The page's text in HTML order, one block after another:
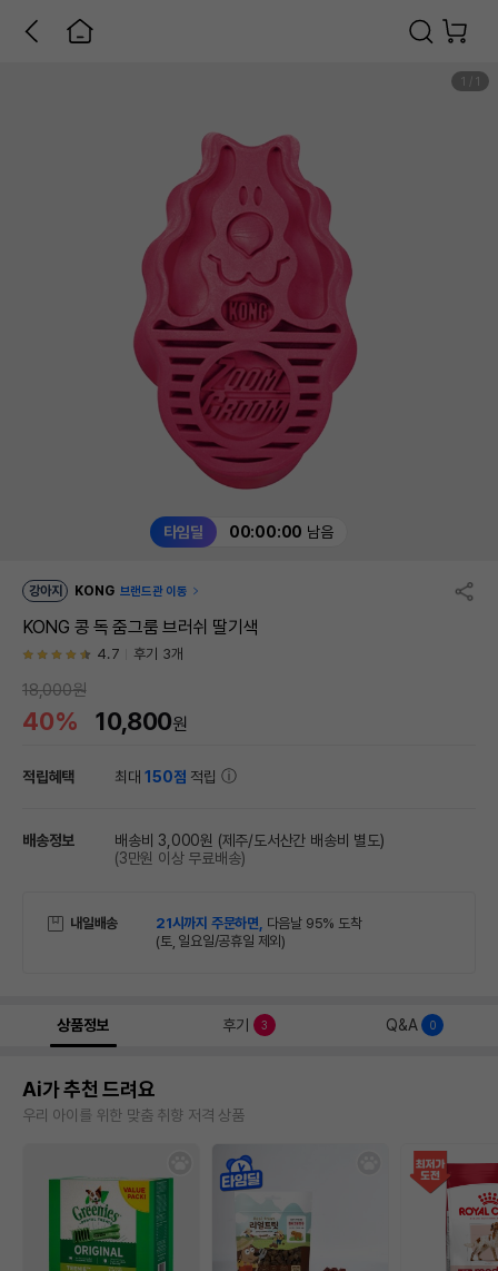
타임딜 00:00:00 남음
1 1
강아지 KONG 브랜드관 이동
KONG 콩 독 줌그룸 브러쉬 딸기색
4.7 후기 3개
18,000원
40% 10,800원
적립혜택 최대150점 적립
배송정보 배송비 3,000원 (제주/도서산간 배송비 별도)
(3만원 이상 무료배송)
내일배송 21시까지 주문하면, 다음날 95% 도착
(토, 일요일/공휴일 제외)
상품정보 후기 3 Q&A 0
Ai가 추천 드려요
우리 아이를 위한 맞춤 취향 저격 상품